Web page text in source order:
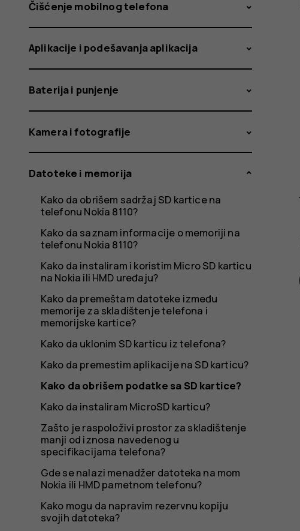
sa
SD
kartice?
Čišćenje mobilnog telefona
Aplikacije i podešavanja aplikacija
Baterija i punjenje
Kamera i fotografije
Datoteke i memorija
Kako da obrišem sadržaj SD kartice na
telefonu Nokia 8110?
Kako da saznam informacije o memoriji na
telefonu Nokia 8110?
Kako da instaliram i koristim Micro SD karticu
na Nokia ili HMD uređaju?
Kako da premeštam datoteke između
memorije za skladištenje telefona i
memorijske kartice?
Kako da uklonim SD karticu iz telefona?
Kako da premestim aplikacije na SD karticu?
Kako da obrišem podatke sa SD kartice?
Kako da instaliram MicroSD karticu?
Zašto je raspoloživi prostor za skladištenje
manji od iznosa navedenog u
specifikacijama telefona?
Gde se nalazi menadžer datoteka na mom
Nokia ili HMD pametnom telefonu?
Kako mogu da napravim rezervnu kopiju
svojih datoteka?